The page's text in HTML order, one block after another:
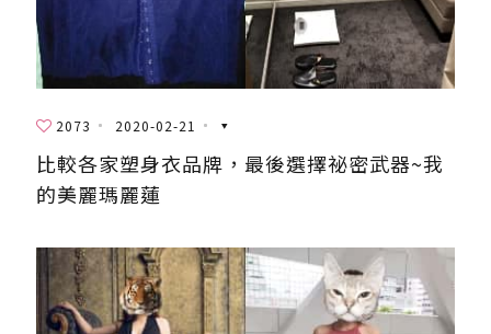
2073 2020-02-21
比較各家塑身衣品牌，最後選擇祕密武器~我
的美麗瑪麗蓮